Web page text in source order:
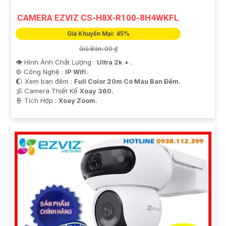
CAMERA EZVIZ CS-H8X-R100-8H4WKFL
Giá Khuyến Mại: 45%
Giá Bán: 00 ₫
👁 Hình Ành Chất Lượng : Ultra 2k + .
⚙ Công Nghệ : IP Wifi.
🌔 Xem ban đêm : Full Color 20m Có Màu Ban Ðêm.
🕉️ Camera Thiết Kế Xoay 360.
️👮 Tích Hợp : Xoay Zoom.